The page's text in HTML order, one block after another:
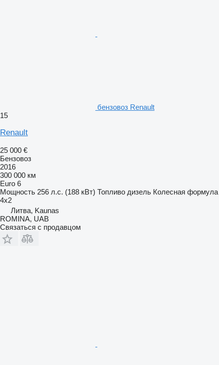
бензовоз Renault
15
Renault
25 000 €
Бензовоз
2016
300 000 км
Euro 6
Мощность 256 л.с. (188 кВт) Топливо дизель Колесная формула
4x2
Литва, Kaunas
ROMINA, UAB
Связаться с продавцом